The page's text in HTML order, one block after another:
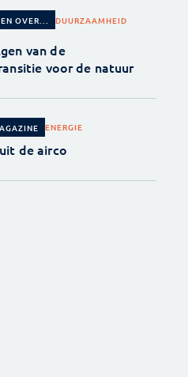
OVER...
DUURZAAMHEID
van de
voor de natuur
ENERGIE
de airco